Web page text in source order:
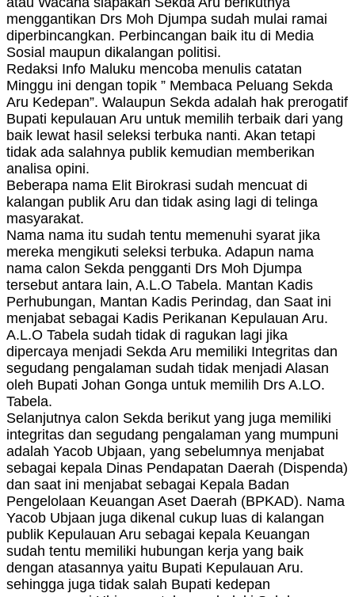
menggantikan Drs Moh Djumpa sudah mulai ramai
diperbincangkan. Perbincangan baik itu di Media
Sosial maupun dikalangan politisi.
Redaksi Info Maluku mencoba menulis catatan
Minggu ini dengan topik ” Membaca Peluang Sekda
Aru Kedepan”. Walaupun Sekda adalah hak prerogatif
Bupati kepulauan Aru untuk memilih terbaik dari yang
baik lewat hasil seleksi terbuka nanti. Akan tetapi
tidak ada salahnya publik kemudian memberikan
analisa opini.
Beberapa nama Elit Birokrasi sudah mencuat di
kalangan publik Aru dan tidak asing lagi di telinga
masyarakat.
Nama nama itu sudah tentu memenuhi syarat jika
mereka mengikuti seleksi terbuka. Adapun nama
nama calon Sekda pengganti Drs Moh Djumpa
tersebut antara lain, A.L.O Tabela. Mantan Kadis
Perhubungan, Mantan Kadis Perindag, dan Saat ini
menjabat sebagai Kadis Perikanan Kepulauan Aru.
A.L.O Tabela sudah tidak di ragukan lagi jika
dipercaya menjadi Sekda Aru memiliki Integritas dan
segudang pengalaman sudah tidak menjadi Alasan
oleh Bupati Johan Gonga untuk memilih Drs A.LO.
Tabela.
Selanjutnya calon Sekda berikut yang juga memiliki
integritas dan segudang pengalaman yang mumpuni
adalah Yacob Ubjaan, yang sebelumnya menjabat
sebagai kepala Dinas Pendapatan Daerah (Dispenda)
dan saat ini menjabat sebagai Kepala Badan
Pengelolaan Keuangan Aset Daerah (BPKAD). Nama
Yacob Ubjaan juga dikenal cukup luas di kalangan
publik Kepulauan Aru sebagai kepala Keuangan
sudah tentu memiliki hubungan kerja yang baik
dengan atasannya yaitu Bupati Kepulauan Aru.
sehingga juga tidak salah Bupati kedepan